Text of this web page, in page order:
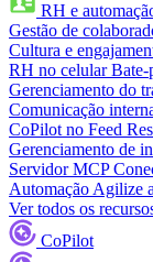
RH e
Gestão de
Cultura e
RH no celular Bate-
Gerenciamento do
Comunicação
CoPilot no Feed
Gerenciamento de
Servidor MCP
Automação Agilize
Ver todos os
CoPilot